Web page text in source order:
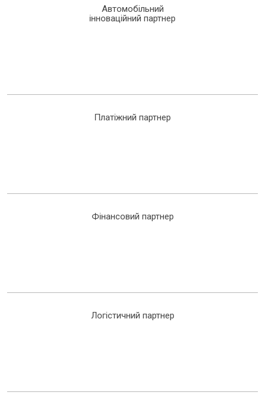
Автомобільний
інноваційний партнер
Платіжний партнер
Фінансовий партнер
Логістичний партнер